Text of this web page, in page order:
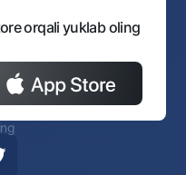
orqali yuklab oling